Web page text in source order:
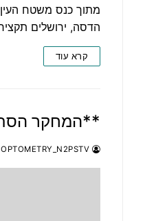
הדסה, ירושלים
קרא עוד
**המחקר